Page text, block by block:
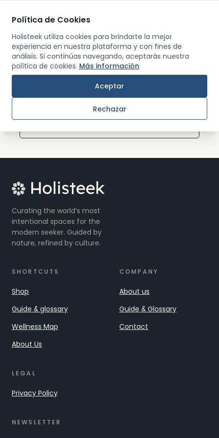
Política de Cookies
Holisteek utiliza cookies para brindarte la mejor
experiencia en nuestra plataforma y con fines de
análisis. Si continúas navegando, aceptarás nuestra
política de cookies. Más información
Rechazar
Aceptar
Back
0were results found
Curating the world’s most
intentional spaces for the
modern seeker. Guided by
nature, refined by culture.
SHORTCUTS
Shop
Guide & glossary
Wellness Map
About Us
COMPANY
About us
Guide & Glossary
Contact
LEGAL
Privacy Policy
NEWSLETTER